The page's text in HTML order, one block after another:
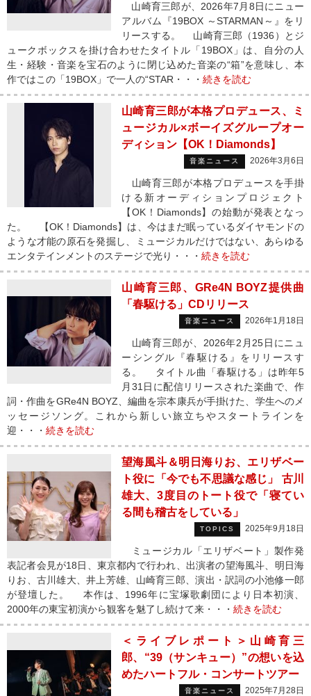
山崎育三郎が、2026年7月8日にニュー
アルバム『19BOX ～STARMAN～』をリ
リースする。 山崎育三郎（1936）とジ
ュークボックスを掛け合わせたタイトル「19BOX」は、自分の人
生・経験・音楽を宝石のように閉じ込めた音楽の“箱”を意味し、本
作ではこの「19BOX」で一人の“STAR・・・ 続きを読む
山崎育三郎が本格プロデュース、ミ
ュージカル×ボーイズグループオー
ディション【OK！Diamonds】
音楽ニュース 2026年3月6日
山崎育三郎が本格プロデュースを手掛
ける新オーディションプロジェクト
【OK！Diamonds】の始動が発表となっ
た。 【OK！Diamonds】は、今はまだ眠っているダイヤモンドの
ような才能の原石を発掘し、ミュージカルだけではない、あらゆる
エンタテインメントのステージで光り・・・ 続きを読む
山崎育三郎、GRe4N BOYZ提供曲
「春駆ける」CDリリース
音楽ニュース 2026年1月18日
山崎育三郎が、2026年2月25日にニュ
ーシングル『春駆ける』をリリースす
る。 タイトル曲「春駆ける」は昨年5
月31日に配信リリースされた楽曲で、作
詞・作曲をGRe4N BOYZ、編曲を宗本康兵が手掛けた、学生へのメ
ッセージソング。これから新しい旅立ちやスタートラインを
迎・・・ 続きを読む
望海風斗＆明日海りお、エリザベー
ト役に「今でも不思議な感じ」 古川
雄大、3度目のトート役で「寝てい
る間も稽古をしている」
TOPICS 2025年9月18日
ミュージカル「エリザベート」製作発
表記者会見が18日、東京都内で行われ、出演者の望海風斗、明日海
りお、古川雄大、井上芳雄、山崎育三郎、演出・訳詞の小池修一郎
が登壇した。 本作は、1996年に宝塚歌劇団により日本初演、
2000年の東宝初演から観客を魅了し続けて来・・・ 続きを読む
＜ライブレポート＞山崎育三
郎、“39（サンキュー）”の想いを込
めたハートフル・コンサートツアー
音楽ニュース 2025年7月28日